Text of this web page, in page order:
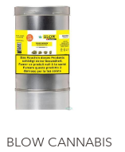
BLOW CANNABIS